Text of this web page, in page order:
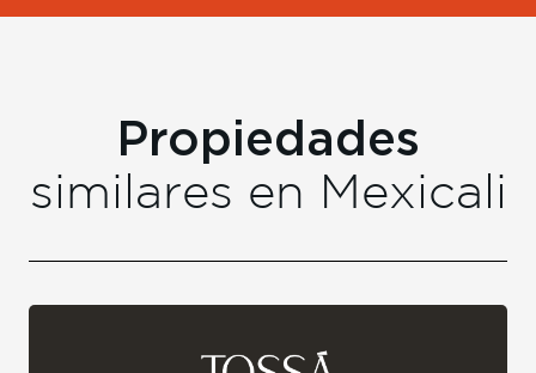
Propiedades
similares en Mexicali